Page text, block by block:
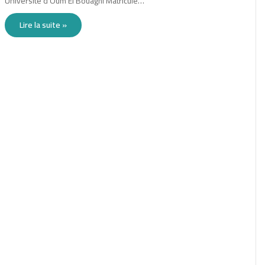
Lire la suite »